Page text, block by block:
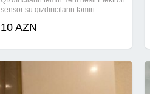
sensor su qızdırıcıların təmiri
10 AZN